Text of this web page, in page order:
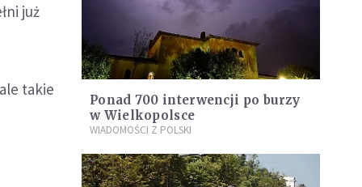
już
takie
Ponad 700 interwencji po burzy
w Wielkopolsce
WIADOMOŚCI Z POLSKI